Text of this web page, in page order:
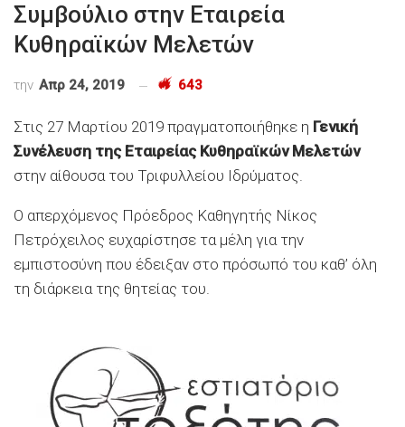
Συμβούλιο στην Εταιρεία
Κυθηραϊκών Μελετών
την Απρ 24, 2019 643
Στις 27 Μαρτίου 2019 πραγματοποιήθηκε η Γενική
Συνέλευση της Εταιρείας Κυθηραϊκών Μελετών
στην αίθουσα του Τριφυλλείου Ιδρύματος.
Ο απερχόμενος Πρόεδρος Καθηγητής Νίκος
Πετρόχειλος ευχαρίστησε τα μέλη για την
εμπιστοσύνη που έδειξαν στο πρόσωπό του καθ’ όλη
τη διάρκεια της θητείας του.